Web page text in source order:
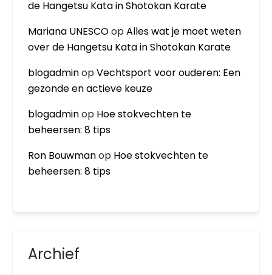
de Hangetsu Kata in Shotokan Karate
Mariana UNESCOopAlles wat je moet weten
over de Hangetsu Kata in Shotokan Karate
blogadminopVechtsport voor ouderen: Een
gezonde en actieve keuze
blogadminop Hoe stokvechten te
beheersen: 8 tips
Ron Bouwmanop Hoe stokvechten te
beheersen: 8 tips
Archief